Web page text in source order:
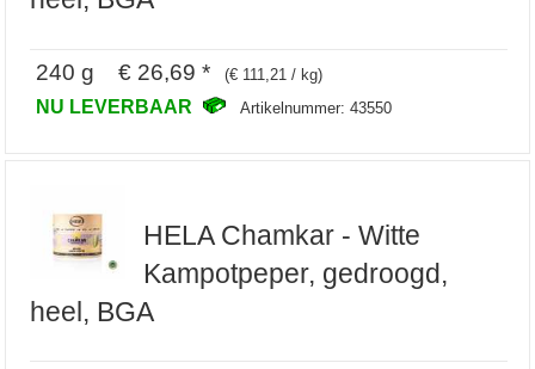
240 g € 26,69 * (€ 111,21 / kg)
NU LEVERBAAR Artikelnummer: 43550
HELA Chamkar - Witte
Kampotpeper, gedroogd,
heel, BGA